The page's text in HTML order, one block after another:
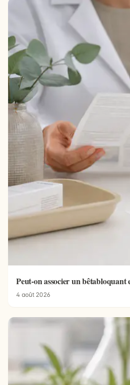
Peut-on associer un bêtabloquant
4 août 2026